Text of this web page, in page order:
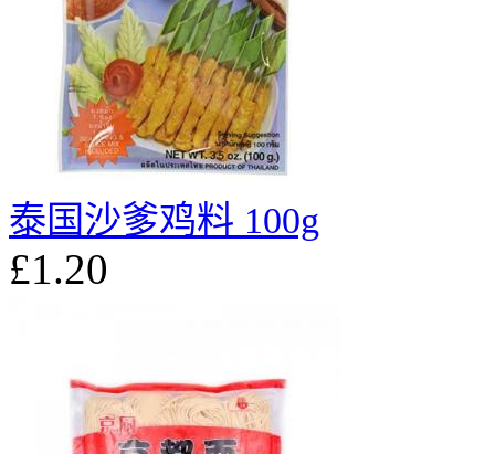
泰国沙爹鸡料 100g
£1.20